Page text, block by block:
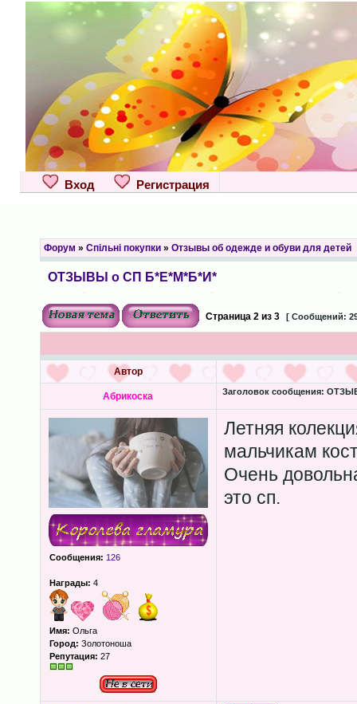
Вход Регистрация
Форум » Спільні покупки» Отзывы об одежде и обуви для детей
ОТЗЫВЫ о СП Б*Е*М*Б*И*
Страница 2из 3 [ Сообщений:
Автор
Абрикоска Заголовок сообщения:
Сообщения: 126
Награды: 4
Имя: Ольга
Город: Золотоноша
Репутация: 27
Летняя
мальчикам
Очень
это сп.